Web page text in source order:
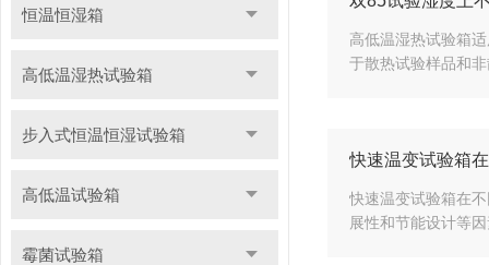
恒温恒湿箱
高低温湿热试验箱
步入式恒温恒湿试验箱
高低温试验箱
霉菌试验箱
高低温湿热试验箱
于散热试验样品和
快速温变试验箱
快速温变试验箱在
展性和节能设计等